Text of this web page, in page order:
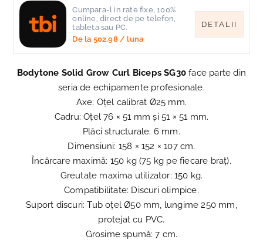
Cumpara-l in rate fixe, 100%
online, direct de pe telefon,
tableta sau PC.
De la 502,98/ luna
DETALII
Bodytone Solid Grow Curl Biceps SG30 face parte din
seria de echipamente profesionale.
Axe: Oțel calibrat Ø25 mm.
Cadru: Oțel 76 × 51 mm și 51 × 51 mm.
Plăci structurale: 6 mm.
Dimensiuni: 158 × 152 × 107 cm.
Încărcare maximă: 150 kg (75 kg pe fiecare braț).
Greutate maxima utilizator: 150 kg.
Compatibilitate: Discuri olimpice.
Suport discuri: Tub oțel Ø50 mm, lungime 250 mm,
protejat cu PVC.
Grosime spumă: 7 cm.